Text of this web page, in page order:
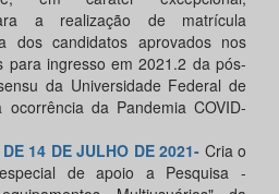
a realização de matrícula
dos candidatos aprovados nos
para ingresso em 2021.2 da pós-
da Universidade Federal de
da Pandemia COVID-
14 DE JULHO DE 2021- Cria o
de apoio a Pesquisa -